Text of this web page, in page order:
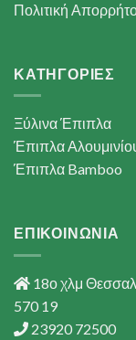
Πολιτική
ΚΑΤΗΓΟΡΙΕΣ
Ξύλινα Έπιπλα
Έπιπλα
Έπιπλα Bamboo
ΕΠΙΚΟΙΝΩΝΙΑ
18ο χλμ
570 19
23920 72500